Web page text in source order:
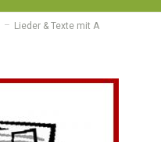
Lieder & Texte mit A